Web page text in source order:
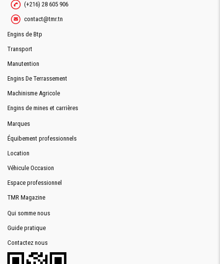
(+216) 28 605 906
contact@tmr.tn
Engins de Btp
Transport
Manutention
Engins De Terrassement
Machinisme Agricole
Engins de mines et carrières
Marques
Équibement professionnels
Location
Véhicule Occasion
Espace professionnel
TMR Magazine
Qui somme nous
Guide pratique
Contactez nous